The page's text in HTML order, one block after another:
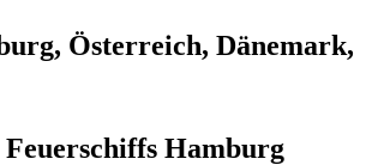
Österreich, Dänemark,
Hamburg